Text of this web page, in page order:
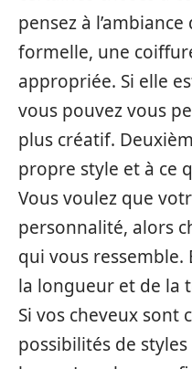
pensez à
formelle, une
appropriée. Si elle
vous pouvez vous
plus créatif.
propre style et à ce
Vous voulez que
personnalité, alors
qui vous ressemble.
la longueur et de la
Si vos cheveux sont
possibilités de